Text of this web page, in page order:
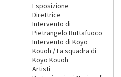
Esposizione
Direttrice
Intervento di
Pietrangelo Buttafuoco
Intervento di Koyo
Kouoh / La squadra di
Koyo Kouoh
Artisti